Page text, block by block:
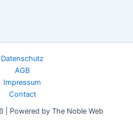
Datenschutz
AGB
Impressum
Contact
| Powered by The Noble Web